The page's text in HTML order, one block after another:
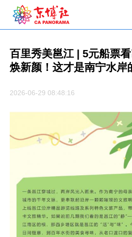
百里秀美邕江 | 5元船票
焕新颜！这才是南宁水岸
2026-06-29 08:48:16